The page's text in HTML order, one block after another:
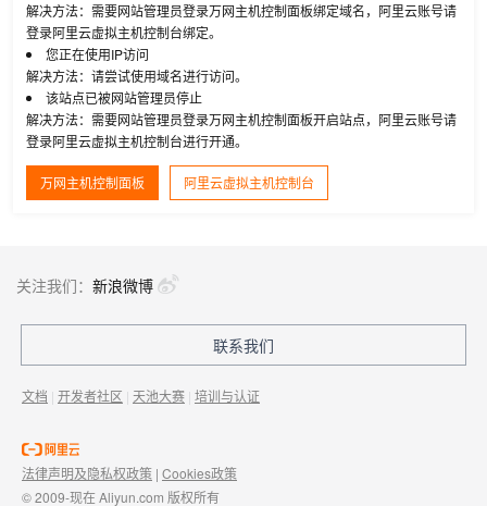
解决方法：需要网站管理员登录万网主机控制面板绑定域名，阿里云账号请
登录阿里云虚拟主机控制台绑定。
您正在使用IP访问
解决方法：请尝试使用域名进行访问。
该站点已被网站管理员停止
解决方法：需要网站管理员登录万网主机控制面板开启站点，阿里云账号请
登录阿里云虚拟主机控制台进行开通。
万网主机控制面板 阿里云虚拟主机控制台